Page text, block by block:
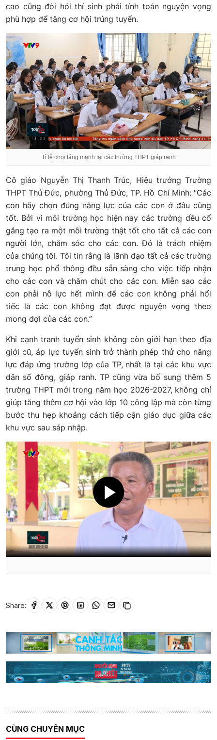
cao cũng đòi hỏi thí sinh phải tính toán nguyện vọng
phù hợp để tăng cơ hội trúng tuyển.
Tỉ lệ chọi tăng mạnh tại các trường THPT giáp ranh
Cô giáo Nguyễn Thị Thanh Trúc, Hiệu trưởng Trường
THPT Thủ Đức, phường Thủ Đức, TP. Hồ Chí Minh: “Các
con hãy chọn đúng năng lực của các con ở đâu cũng
tốt. Bởi vì môi trường học hiện nay các trường đều cố
gắng tạo ra một môi trường thật tốt cho tất cả các con
người lớn, chăm sóc cho các con. Đó là trách nhiệm
của chúng tôi. Tôi tin rằng là lãnh đạo tất cả các trường
trung học phổ thông đều sẵn sàng cho việc tiếp nhận
cho các con và chăm chút cho các con. Miễn sao các
con phải nỗ lực hết mình để các con không phải hối
tiếc là các con không đạt được nguyện vọng theo
mong đợi của các con.”
Khi cạnh tranh tuyển sinh không còn giới hạn theo địa
giới cũ, áp lực tuyển sinh trở thành phép thử cho năng
lực đáp ứng trường lớp của TP, nhất là tại các khu vực
dân số đông, giáp ranh. TP cũng vừa bổ sung thêm 5
trường THPT mới trong năm học 2026-2027, không chỉ
giúp tăng thêm cơ hội vào lớp 10 công lập mà còn từng
bước thu hẹp khoảng cách tiếp cận giáo dục giữa các
khu vực sau sáp nhập.
Share:
CÙNG CHUYÊN MỤC